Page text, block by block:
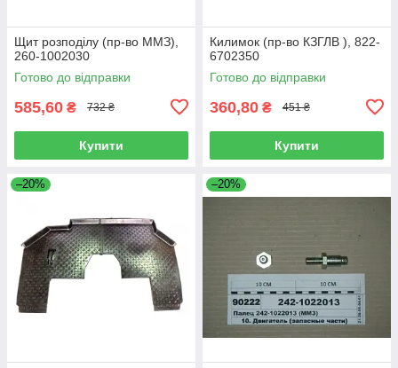
Щит розподілу (пр-во ММЗ),
260-1002030
Готово до відправки
585,60 ₴ 732 ₴
Купити
Килимок (пр-во КЗГЛВ ), 822-
6702350
Готово до відправки
360,80 ₴ 451 ₴
Купити
–20% –20%